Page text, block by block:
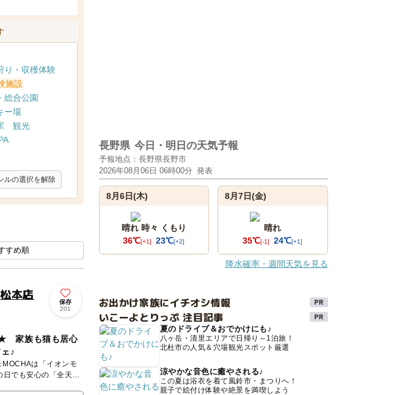
り・収穫体験
施設
総合公園
ー場
観光
ルの選択を解除
本店
保存
201
家族も猫も居心
♪
は「イオンモ
でも安心の「全天候
いるのは、人も、
長野県 今日・明日の天気予報
予報地点：長野県長野市
2026年08月06日 06時00分 発表
8月6日(木)
晴れ 時々 くもり
36℃[+1] 23℃[+2]
8月7日(金)
晴れ
35℃[-1] 24℃[+1]
降水確率・週間天気を見る
お出かけ家族にイチオシ情報
いこーよとりっぷ 注目記事
夏のドライブ＆おでかけにも♪
八ヶ岳・清里エリアで日帰り～1泊旅！
北杜市の人気＆穴場観光スポット厳選
涼やかな音色に癒やされる♪
この夏は浴衣を着て風鈴市・まつりへ！
親子で絵付け体験や絶景を満喫しよう